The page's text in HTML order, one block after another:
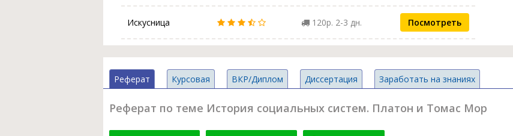
Искусница 120р. 2-3 дн. Посмотреть
Реферат Курсовая ВКР/Диплом Диссертация Заработать на знаниях
Реферат по теме История социальных систем. Платон и Томас Мор